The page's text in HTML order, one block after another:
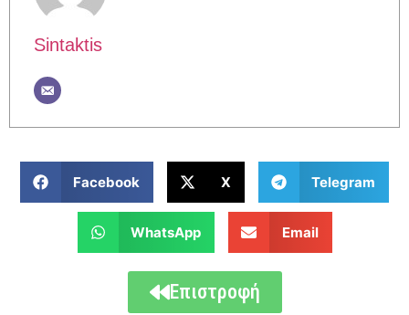
Sintaktis
Facebook X Telegram
WhatsApp Email
Επιστροφή